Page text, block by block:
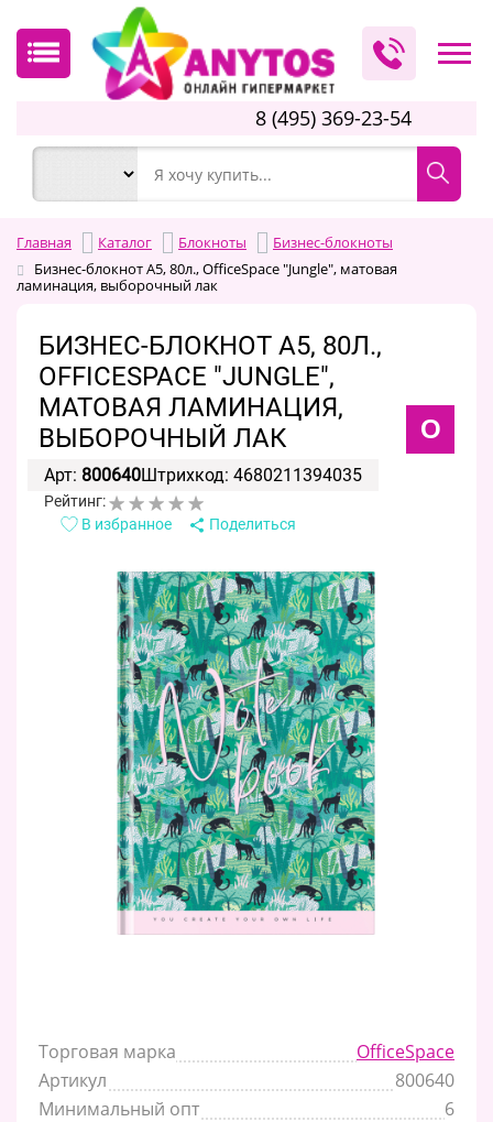
8 (495) 369-23-54
Главная Каталог Блокноты
Бизнес-блокноты
Бизнес-блокнот А5, 80л., OfficeSpace "Jungle", матовая
ламинация, выборочный лак
БИЗНЕС-БЛОКНОТ А5, 80Л.,
OFFICESPACE "JUNGLE",
МАТОВАЯ ЛАМИНАЦИЯ,
ВЫБОРОЧНЫЙ ЛАК
O
Арт: 800640Штрихкод: 4680211394035
Рейтинг:
В избранное
Поделиться
Торговая марка
OfficeSpace
Артикул
800640
Минимальный опт
6